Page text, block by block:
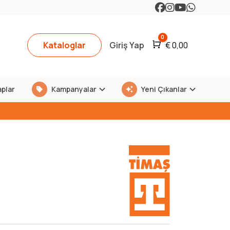
Kataloglar Giriş Yap Araba
0
€0,00
Kampanyalar Yeni Çıkanlar